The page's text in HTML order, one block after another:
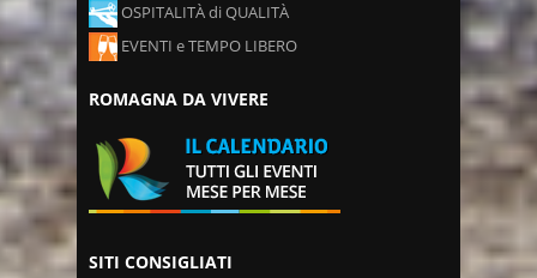
OSPITALITÀ di QUALITÀ
EVENTI e TEMPO LIBERO
ROMAGNA DA VIVERE
SITI CONSIGLIATI